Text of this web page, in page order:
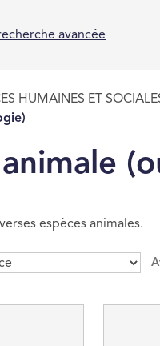
avancée
HUMAINES ET
espèces animales.